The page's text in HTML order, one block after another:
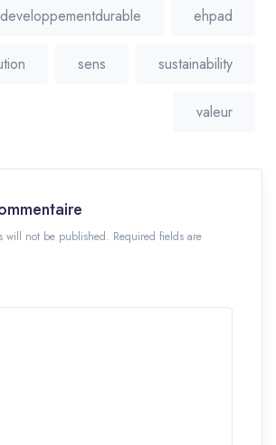
developpementdurable ehpad
sens sustainability
valeur
will not be published. Required fields are